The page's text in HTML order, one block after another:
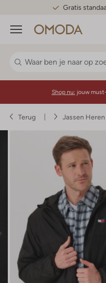
Gratis
Menu
Shop nu: jouw
Terug Jassen Heren